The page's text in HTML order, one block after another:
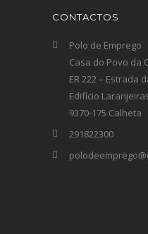
CONTACTOS
Polo de Emprego
Casa do Povo da
ER 222 – Estrada
Edifício
9370-175 Calheta
291822300